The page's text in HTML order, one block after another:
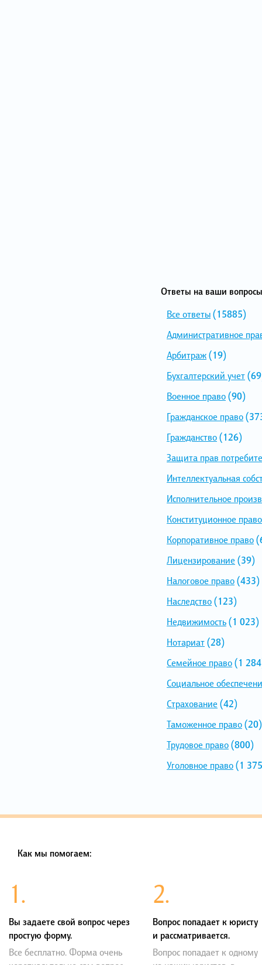
Ответы на ваши
Все ответы(15885)
Административное
Арбитраж(19)
Бухгалтерский учет
Военное право(90)
Гражданское право
Гражданство(126)
Защита прав
Интеллектуальная
Исполнительное
Конституционное право
Корпоративное право
Лицензирование (39)
Налоговое право(433)
Наследство(123)
Недвижимость(1 023)
Нотариат(28)
Семейное право(1
Социальное
Страхование (42)
Таможенное право(20)
Трудовое право(800)
Уголовное право(1
Как мы помогаем:
1.
Вы задаете свой вопрос через
простую форму.
Все бесплатно. Форма очень
2.
Вопрос попадает к юристу
и рассматривается.
Вопрос попадает к одному